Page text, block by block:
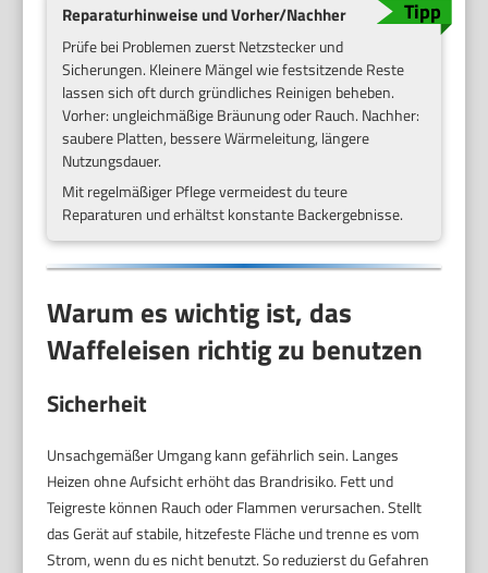
Reparaturhinweise und Vorher/Nachher
Prüfe bei Problemen zuerst Netzstecker und
Sicherungen. Kleinere Mängel wie festsitzende Reste
lassen sich oft durch gründliches Reinigen beheben.
Vorher: ungleichmäßige Bräunung oder Rauch. Nachher:
saubere Platten, bessere Wärmeleitung, längere
Nutzungsdauer.
Mit regelmäßiger Pflege vermeidest du teure
Reparaturen und erhältst konstante Backergebnisse.
Warum es wichtig ist, das
Waffeleisen richtig zu benutzen
Sicherheit
Unsachgemäßer Umgang kann gefährlich sein. Langes
Heizen ohne Aufsicht erhöht das Brandrisiko. Fett und
Teigreste können Rauch oder Flammen verursachen. Stellt
das Gerät auf stabile, hitzefeste Fläche und trenne es vom
Strom, wenn du es nicht benutzt. So reduzierst du Gefahren